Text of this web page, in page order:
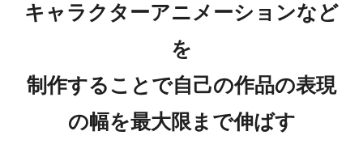
キャラクターアニメーションなど
を
制作することで自己の作品の表現
の幅を最大限まで伸ばす